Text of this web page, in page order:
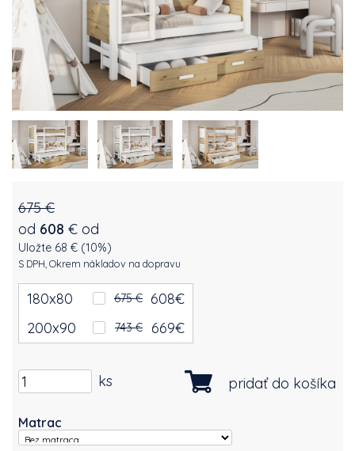
675 €
od 608 € od
Uložte 68 € (10%)
S DPH, Okrem nákladov na dopravu
180x80 675 € 608€
200x90
743 € 669€
ks pridať do košíka
Matrac